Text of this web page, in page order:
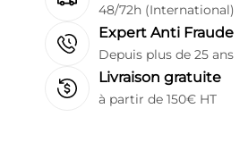
48/72h (International)
Expert Anti Fraude
Depuis plus de 25 ans
Livraison gratuite
à partir de 150€ HT